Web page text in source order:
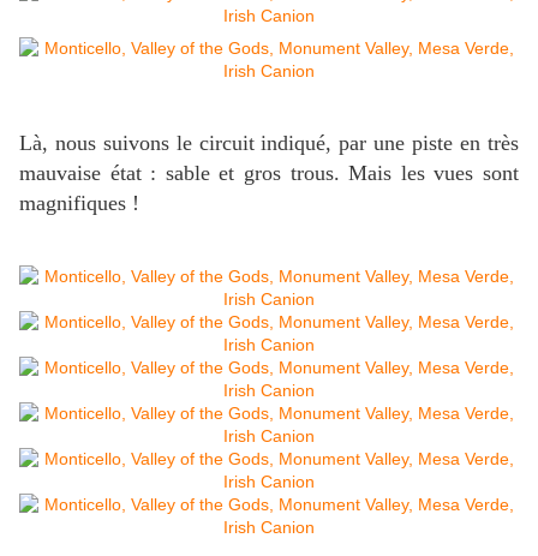
Là, nous suivons le circuit indiqué, par une piste en très
mauvaise état : sable et gros trous. Mais les vues sont
magnifiques !